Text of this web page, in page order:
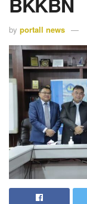
by portall news